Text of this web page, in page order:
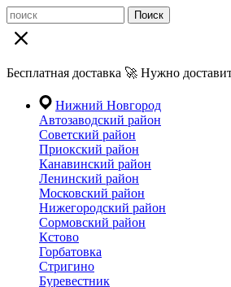
Поиск
Бесплатная доставка 🚀 Нужно
Нижний Новгород
Автозаводский район
Советский район
Приокский район
Канавинский район
Ленинский район
Московский район
Нижегородский район
Сормовский район
Кстово
Горбатовка
Стригино
Буревестник